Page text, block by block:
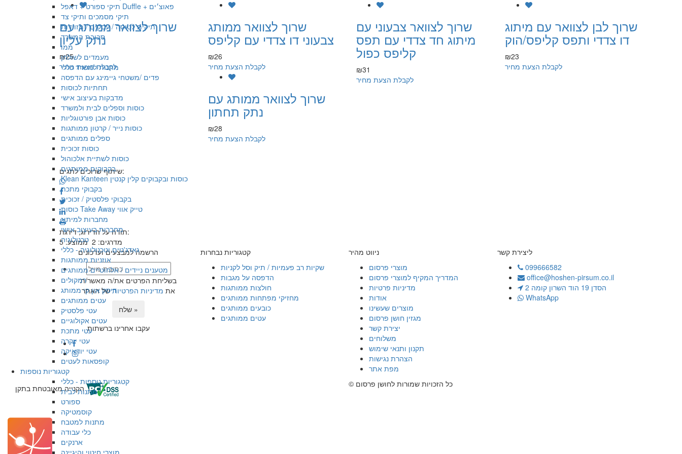
תיקי ספורט + דאפל Duffle + פאוצ׳ים
תיקי מסמכים ותיקי צד
תיקים לטיסה / עסקים / מזוודות
סביבת המשרד
ממו
מעמדים לשולחן
מתנות למשרד כללי
פדים /משטחי גיימינג עם הדפסה
תחתיות לכוסות
מדבקות בעיצוב אישי
כוסות וספלים לבית ולמשרד
כוסות אבן פורטוגליות
כוסות נייר / קרטון ממותגות
ספלים ממותגים
כוסות זכוכית
כוסות לשתיית אלכוהול
בקבוקים ממותגים
Klean Kanteen כוסות ובקבוקים קלין קנטין
בקבוקי מתכת
בקבוקי פלסטיק / זכוכית
כוסות Take Away טייק אווי
מחברות למיתוג
מחברות בעיצוב אישי
טכנולוגיה
גאדג'טים וטכנולוגיה - כללי
אוזניות ממותגות
מטענים ניידים / אלחוטיים ממותגים
רמקולים
דיסק און קי ממותג
עטים ממותגים
עטי פלסטיק
עטים אקולוגיים
עטי מתכת
עטי יוקרה
עטי יודאיקה
קופסאות לעטים
קטגוריות נוספות
קטגוריות נוספות - כללי
מתנות לבית
ספורט
קוסמטיקה
מתנות למטבח
כלי עבודה
ארנקים
מוצרי חיטוי והיגיינה
שרוך לבן לצוואר עם מיתוג
דו צדדי ותפס קליפס/הוק
₪23
לקבלת הצעת מחיר
שרוך לצוואר צבעוני עם
מיתוג חד צדדי עם תפס
קליפס כפול
₪31
לקבלת הצעת מחיר
שרוך לצוואר ממותג
צבעוני דו צדדי עם קליפס
₪26
לקבלת הצעת מחיר
שרוך לצוואר ממותג עם
נתק עליון
₪25
לקבלת הצעת מחיר
שרוך לצוואר ממותג עם
נתק תחתון
₪28
לקבלת הצעת מחיר
שיתוף שרוכים לתגים:
תודה על הדירוג, דירגת:
מדרגים: 2 ממוצע:5
ליצירת קשר
099666582
office@hoshen-pirsum.co.il
הסדן 19 הוד השרון קומה 2
WhatsApp
ניווט מהיר
מוצרי פרסום
המדריך המקיף למוצרי פרסום
מדיניות פרטיות
אודות
מוצרים שעשינו
מגזין חושן פרסום
יצירת קשר
משלוחים
תקנון ותנאי שימוש
הצהרת נגישות
מפת אתר
קטגוריות נבחרות
שקיות רב פעמיות / תיק וסל לקניות
הדפסה על מגבות
חולצות ממותגות
מחזיקי מפתחות ממותגים
כובעים ממותגים
עטים ממותגים
הרשמה למבצעים ועדכונים
בשליחת הפרטים את/ה מאשר/ת
את מדיניות הפרטיותשל האתר
שלח »
עקבו אחרינו ברשתות
© כל הזכויות שמורות לחושן פרסום הקנייה מאובטחת בתקן